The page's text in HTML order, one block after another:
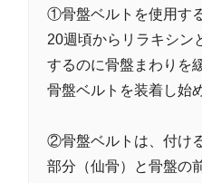
①骨盤ベルトを使用す
20週頃からリラキシン
するのに骨盤まわりを
骨盤ベルトを装着し始
②骨盤ベルトは、付け
部分（仙骨）と骨盤の